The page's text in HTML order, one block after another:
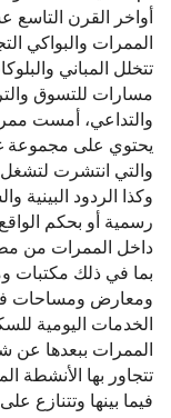
أواخر القرن التاسع
الممرات والبواكي
تتخلل المباني
مسارات للتسوق
والتداعي، أمست
يحتوي على مجموعة
والتي انتشرت لتشغل
وكذا الردود البينية
رسمية أو بحكم
داخل الممرات من
بما في ذلك مكتبات
ومعارض ومساحات
الخدمات اليومية
الممرات ببعدها عن
تتجاور بها الأنشطة
فيما بينها وتتنازع